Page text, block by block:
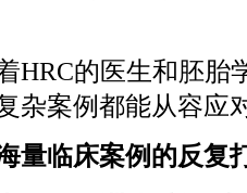
HRC的医生和胚胎
杂案例都能从容应
量临床案例的反复